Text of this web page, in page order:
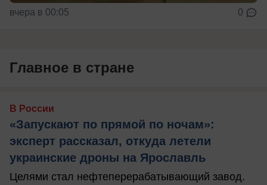
вчера в 00:05 0
Главное в стране
В России
«Запускают по прямой по ночам»:
эксперт рассказал, откуда летели
украинские дроны на Ярославль
Целями стал нефтеперерабатывающий завод.